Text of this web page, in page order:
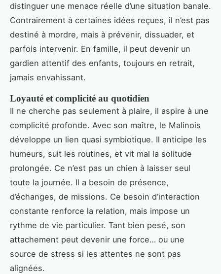
distinguer une menace réelle d’une situation banale.
Contrairement à certaines idées reçues, il n’est pas
destiné à mordre, mais à prévenir, dissuader, et
parfois intervenir. En famille, il peut devenir un
gardien attentif des enfants, toujours en retrait,
jamais envahissant.
Loyauté et complicité au quotidien
Il ne cherche pas seulement à plaire, il aspire à une
complicité profonde. Avec son maître, le Malinois
développe un lien quasi symbiotique. Il anticipe les
humeurs, suit les routines, et vit mal la solitude
prolongée. Ce n’est pas un chien à laisser seul
toute la journée. Il a besoin de présence,
d’échanges, de missions. Ce besoin d’interaction
constante renforce la relation, mais impose un
rythme de vie particulier. Tant bien pesé, son
attachement peut devenir une force… ou une
source de stress si les attentes ne sont pas
alignées.